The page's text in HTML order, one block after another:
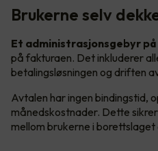
Brukerne selv
Et administrasjonsgebyr
på fakturaen. Det inkluderer
betalingsløsningen og driften
Avtalen har ingen bindingstid,
månedskostnader. Dette
mellom brukerne i borettslaget